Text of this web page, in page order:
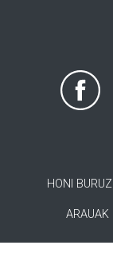
HONI BURUZ
ARAUAK